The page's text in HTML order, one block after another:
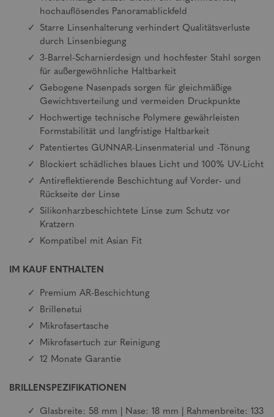
hochauflösendes Panoramablickfeld
Starre Linsenhalterung verhindert Qualitätsverluste
durch Linsenbiegung
3-Barrel-Scharnierdesign und hochfester Stahl sorgen
für außergewöhnliche Haltbarkeit
Gebogene Nasenpads sorgen für gleichmäßige
Gewichtsverteilung und vermeiden Druckpunkte
Hochwertige technische Polymere gewährleisten
Formstabilität und langfristige Haltbarkeit
Patentiertes GUNNAR-Linsenmaterial und -Tönung
Blockiert schädliches blaues Licht und 100% UV-Licht
Antireflektierende Beschichtung auf Vorder- und
Rückseite der Linse
Silikonharzbeschichtete Linse zum Schutz vor
Kratzern
Kompatibel mit Asian Fit
IM KAUF ENTHALTEN
Premium AR-Beschichtung
Brillenetui
Mikrofasertasche
Mikrofasertuch zur Reinigung
12 Monate Garantie
BRILLENSPEZIFIKATIONEN
Glasbreite: 58 mm | Nase: 18 mm | Rahmenbreite: 133